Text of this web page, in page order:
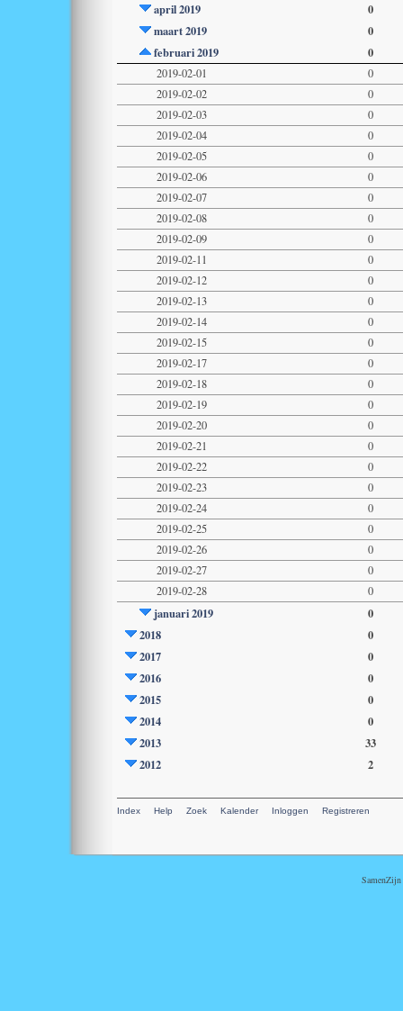
april 2019
0
maart 2019
0
februari 2019
0
2019-02-01
0
2019-02-02
0
2019-02-03
0
2019-02-04
0
2019-02-05
0
2019-02-06
0
2019-02-07
0
2019-02-08
0
2019-02-09
0
2019-02-11
0
2019-02-12
0
2019-02-13
0
2019-02-14
0
2019-02-15
0
2019-02-17
0
2019-02-18
0
2019-02-19
0
2019-02-20
0
2019-02-21
0
2019-02-22
0
2019-02-23
0
2019-02-24
0
2019-02-25
0
2019-02-26
0
2019-02-27
0
2019-02-28
0
januari 2019
0
2018
0
2017
0
2016
0
2015
0
2014
0
2013
33
2012
2
Index Help Zoek Kalender Inloggen Registreren